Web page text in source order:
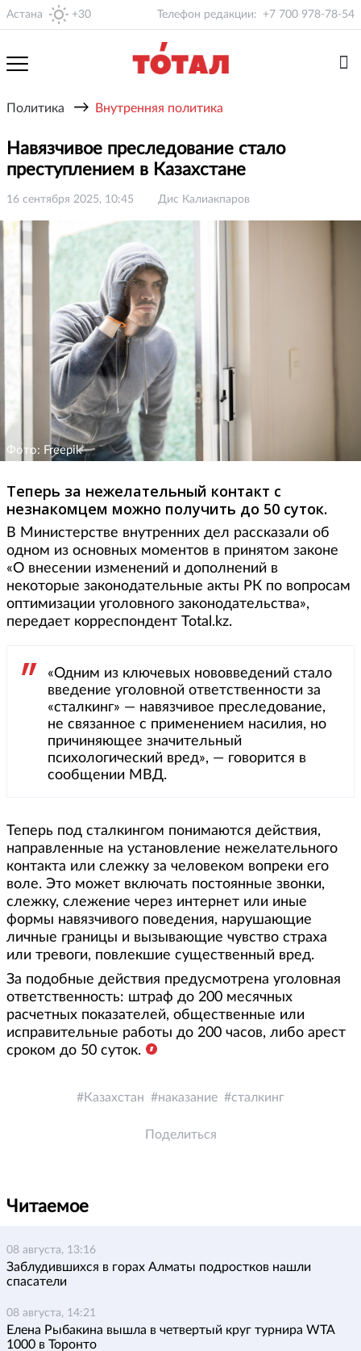
Астана +30 Телефон редакции: +7 700 978-78-54
Политика → Внутренняя политика
Навязчивое преследование стало
преступлением в Казахстане
16 сентября 2025, 10:45 Дис Калиакпаров
Фото: Freepik
Теперь за нежелательный контакт с
незнакомцем можно получить до 50 суток.
В Министерстве внутренних дел рассказали об
одном из основных моментов в принятом законе
«О внесении изменений и дополнений в
некоторые законодательные акты РК по вопросам
оптимизации уголовного законодательства»,
передает корреспондент Total.kz.
«Одним из ключевых нововведений стало
введение уголовной ответственности за
«сталкинг» — навязчивое преследование,
не связанное с применением насилия, но
причиняющее значительный
психологический вред», — говорится в
сообщении МВД.
Теперь под сталкингом понимаются действия,
направленные на установление нежелательного
контакта или слежку за человеком вопреки его
воле. Это может включать постоянные звонки,
слежку, слежение через интернет или иные
формы навязчивого поведения, нарушающие
личные границы и вызывающие чувство страха
или тревоги, повлекшие существенный вред.
За подобные действия предусмотрена уголовная
ответственность: штраф до 200 месячных
расчетных показателей, общественные или
исправительные работы до 200 часов, либо арест
сроком до 50 суток.
Казахстан наказание сталкинг
Поделиться
Читаемое
08 августа, 13:16
Заблудившихся в горах Алматы подростков нашли
спасатели
08 августа, 14:21
Елена Рыбакина вышла в четвертый круг турнира WTA
1000 в Торонто